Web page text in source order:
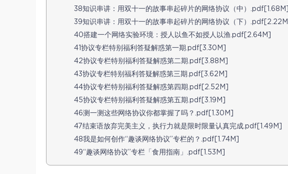
38知识串讲：用双十一的故事串起碎片的网络协议（中）.pdf[1.68M]
39知识串讲：用双十一的故事串起碎片的网络协议（下）.pdf[2.22M]
40搭建一个网络实验环境：授人以鱼不如授人以渔.pdf[2.64M]
41协议专栏特别福利答疑解惑第一期.pdf[3.30M]
42协议专栏特别福利答疑解惑第二期.pdf[3.88M]
43协议专栏特别福利答疑解惑第三期.pdf[3.62M]
44协议专栏特别福利答疑解惑第四期.pdf[2.52M]
45协议专栏特别福利答疑解惑第五期.pdf[3.19M]
46测一测这些网络协议你都掌握了吗？.pdf[1.30M]
47结束语放弃完美主义，执行力就是限时限量认真完成.pdf[1.49M]
48我是如何创作“趣谈网络协议”专栏的？.pdf[1.74M]
49“趣谈网络协议”专栏「食用指南」.pdf[1.53M]